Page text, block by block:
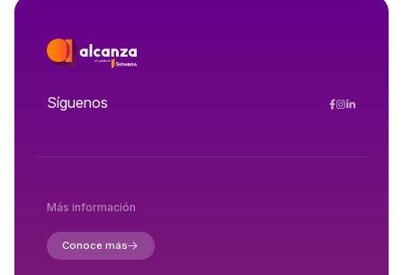
Síguenos
Más información
Conoce más